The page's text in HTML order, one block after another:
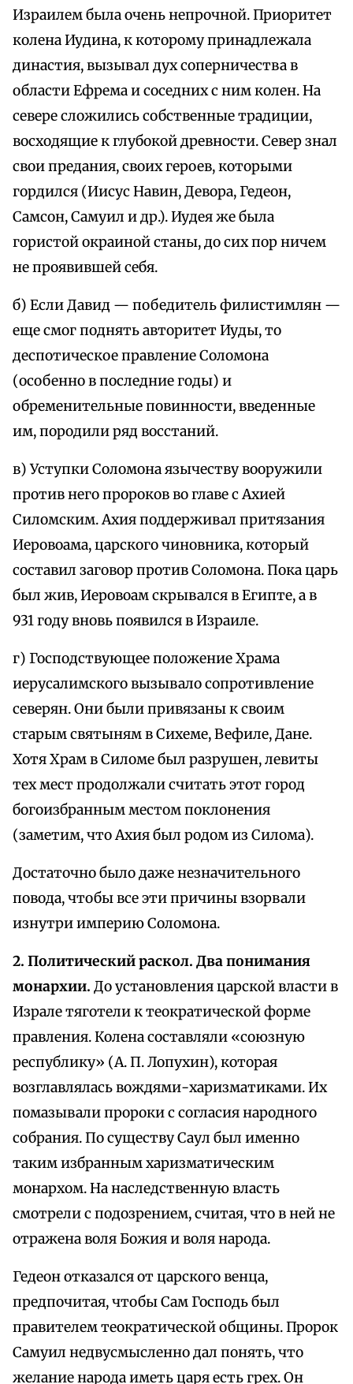
Израилем была очень непрочной. Приоритет
колена Иудина, к которому принадлежала
династия, вызывал дух соперничества в
области Ефрема и соседних с ним колен. На
севере сложились собственные традиции,
восходящие к глубокой древности. Север знал
свои предания, своих героев, которыми
гордился (Иисус Навин, Девора, Гедеон,
Самсон, Самуил и др.). Иудея же была
гористой окраиной станы, до сих пор ничем
не проявившей себя.
б) Если Давид — победитель филистимлян —
еще смог поднять авторитет Иуды, то
деспотическое правление Соломона
(особенно в последние годы) и
обременительные повинности, введенные
им, породили ряд восстаний.
в) Уступки Соломона язычеству вооружили
против него пророков во главе с Ахией
Силомским. Ахия поддерживал притязания
Иеровоама, царского чиновника, который
составил заговор против Соломона. Пока царь
был жив, Иеровоам скрывался в Египте, а в
931 году вновь появился в Израиле.
г) Господствующее положение Храма
иерусалимского вызывало сопротивление
северян. Они были привязаны к своим
старым святыням в Сихеме, Вефиле, Дане.
Хотя Храм в Силоме был разрушен, левиты
тех мест продолжали считать этот город
богоизбранным местом поклонения
(заметим, что Ахия был родом из Силома).
Достаточно было даже незначительного
повода, чтобы все эти причины взорвали
изнутри империю Соломона.
2. Политический раскол. Два понимания
монархии. До установления царской власти в
Израле тяготели к теократической форме
правления. Колена составляли «союзную
республику» (А. П. Лопухин), которая
возглавлялась вождями-харизматиками. Их
помазывали пророки с согласия народного
собрания. По существу Саул был именно
таким избранным харизматическим
монархом. На наследственную власть
смотрели с подозрением, считая, что в ней не
отражена воля Божия и воля народа.
Гедеон отказался от царского венца,
предпочитая, чтобы Сам Господь был
правителем теократической общины. Пророк
Самуил недвусмысленно дал понять, что
желание народа иметь царя есть грех. Он